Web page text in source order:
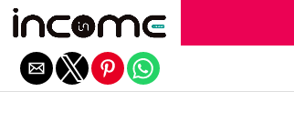
Exit mobile version